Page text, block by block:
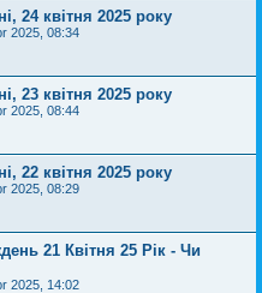
24 квітня 2025 року
2025, 08:34
23 квітня 2025 року
2025, 08:44
22 квітня 2025 року
2025, 08:29
21 Квітня 25 Рік - Чи
2025, 14:02